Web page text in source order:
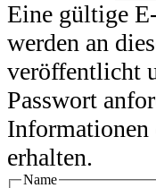
Eine gültige
werden an
veröffentlicht
Passwort
Informationen
erhalten.
Name